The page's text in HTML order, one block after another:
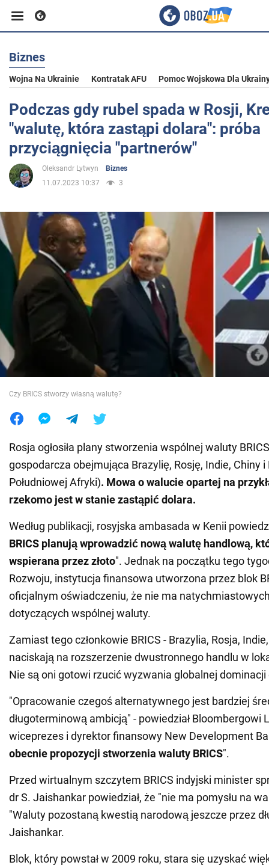
Biznes
Sport
Rozrywka
Życie
Polityka
Społeczeństwo
Wojna na Ukrainie
Jedzenie
Biznes
Wojna Na Ukrainie Kontratak AFU Pomoc Wojskowa Dla
Podczas gdy rubel spada w Rosji,
"walutę, która zastąpi dolara": próba
przyciągnięcia "partnerów"
Oleksandr Lytwyn
Biznes
11.07.2023 10:37
3
Czy BRICS stworzy własną walutę?
Rosja ogłosiła plany stworzenia wspólnej waluty
gospodarcza obejmująca Brazylię, Rosję, Indie, Chiny i
Południowej Afryki). Mowa o walucie opartej na
rzekomo jest w stanie zastąpić dolara.
Według publikacji, rosyjska ambasada w Kenii
BRICS planują wprowadzić nową walutę handlową,
wspierana przez złoto". Jednak na początku tego
Rozwoju, instytucja finansowa utworzona przez blok
oficjalnym oświadczeniu, że nie ma
dotyczących wspólnej waluty.
Zamiast tego członkowie BRICS - Brazylia, Rosja,
naciskają na rozszerzenie dwustronnego handlu w
Nie są oni gotowi rzucić wyzwania globalnej dominacji
"Opracowanie czegoś alternatywnego jest bardziej
długoterminową ambicją" - powiedział Bloombergowi
wiceprezes i dyrektor finansowy New Development
obecnie propozycji stworzenia waluty BRICS".
Przed wirtualnym szczytem BRICS indyjski minister
dr S. Jaishankar powiedział, że "nie ma pomysłu na
"Waluty pozostaną kwestią narodową jeszcze przez
Jaishankar.
Blok, który powstał w 2009 roku, stara się uzyskać